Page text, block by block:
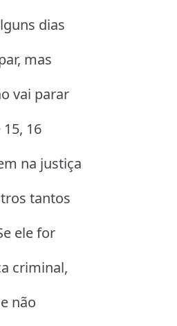
dias
mas
vai parar
16
na justiça
tantos
ele for
criminal,
não